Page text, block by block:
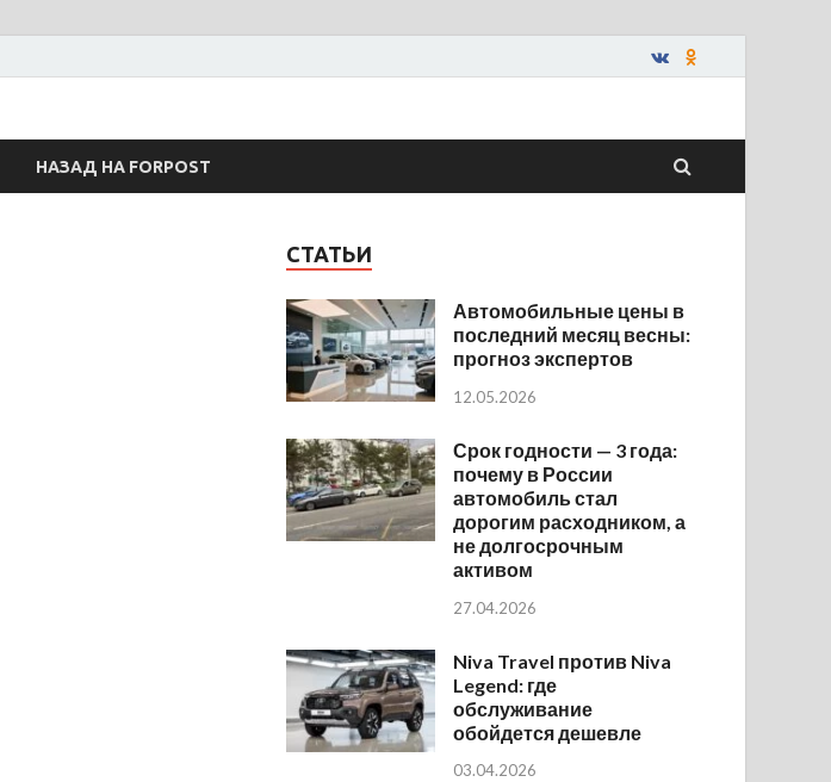
НАЗАД НА FORPOST
СТАТЬИ
Автомобильные цены в
последний месяц весны:
прогноз экспертов
12.05.2026
Срок годности — 3 года:
почему в России
автомобиль стал
дорогим расходником, а
не долгосрочным
активом
27.04.2026
Niva Travel против Niva
Legend: где
обслуживание
обойдется дешевле
03.04.2026